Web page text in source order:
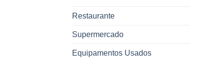
Restaurante
Supermercado
Equipamentos Usados